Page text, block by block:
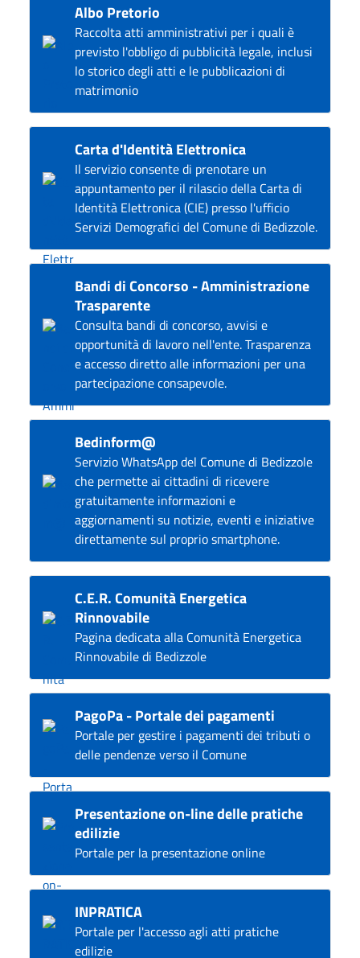
Albo Pretorio
Raccolta atti amministrativi per i quali è
previsto l'obbligo di pubblicità legale, inclusi
lo storico degli atti e le pubblicazioni di
matrimonio
Carta d'Identità Elettronica
Il servizio consente di prenotare un
appuntamento per il rilascio della Carta di
Identità Elettronica (CIE) presso l'ufficio
Servizi Demografici del Comune di Bedizzole.
Bandi di Concorso - Amministrazione
Trasparente
Consulta bandi di concorso, avvisi e
opportunità di lavoro nell'ente. Trasparenza
e accesso diretto alle informazioni per una
partecipazione consapevole.
Bedinform@
Servizio WhatsApp del Comune di Bedizzole
che permette ai cittadini di ricevere
gratuitamente informazioni e
aggiornamenti su notizie, eventi e iniziative
direttamente sul proprio smartphone.
C.E.R. Comunità Energetica
Rinnovabile
Pagina dedicata alla Comunità Energetica
Rinnovabile di Bedizzole
PagoPa - Portale dei pagamenti
Portale per gestire i pagamenti dei tributi o
delle pendenze verso il Comune
Presentazione on-line delle pratiche
edilizie
Portale per la presentazione online
INPRATICA
Portale per l'accesso agli atti pratiche
edilizie